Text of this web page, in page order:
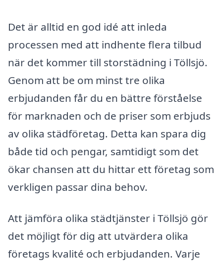
Det är alltid en god idé att inleda
processen med att indhente flera tilbud
när det kommer till storstädning i Töllsjö.
Genom att be om minst tre olika
erbjudanden får du en bättre förståelse
för marknaden och de priser som erbjuds
av olika städföretag. Detta kan spara dig
både tid och pengar, samtidigt som det
ökar chansen att du hittar ett företag som
verkligen passar dina behov.
Att jämföra olika städtjänster i Töllsjö gör
det möjligt för dig att utvärdera olika
företags kvalité och erbjudanden. Varje